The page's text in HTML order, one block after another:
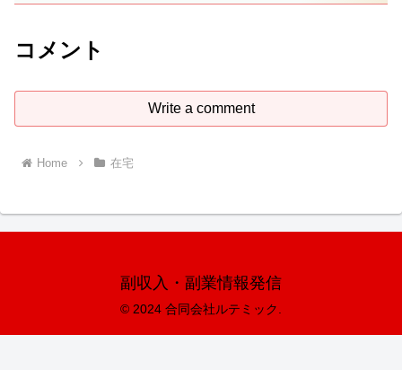
コメント
Write a comment
Home 在宅
副収入・副業情報発信
© 2024 合同会社ルテミック.